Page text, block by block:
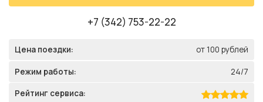
+7 (342) 753-22-22
Цена поездки: от 100 рублей
Режим работы: 24/7
Рейтинг сервиса: